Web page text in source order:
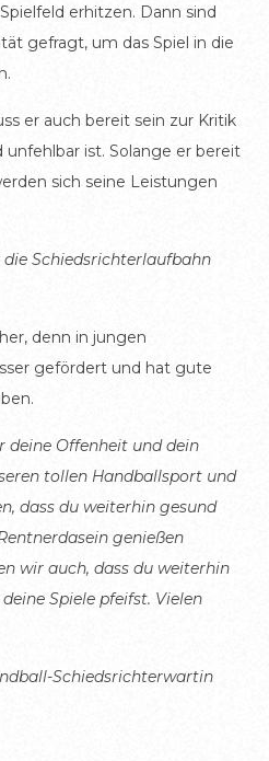
erhitzen. Dann sind
gefragt, um das Spiel in die
er auch bereit sein zur Kritik
unfehlbar ist. Solange er bereit
sich seine Leistungen
Schiedsrichterlaufbahn
denn in jungen
gefördert und hat gute
deine Offenheit und dein
tollen Handballsport und
dass du weiterhin gesund
genießen
wir auch, dass du weiterhin
Spiele pfeifst. Vielen
Schiedsrichterwartin